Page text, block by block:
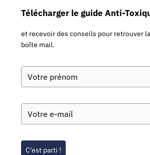
Télécharger le guide Anti-
et recevoir des conseils pour retrouver
boîte mail.
C'est parti !